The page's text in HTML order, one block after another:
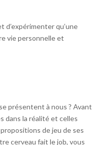
d’expérimenter qu’une
vie personnelle et
présentent à nous ? Avant
dans la réalité et celles
de jeu de ses
cerveau fait le job, vous